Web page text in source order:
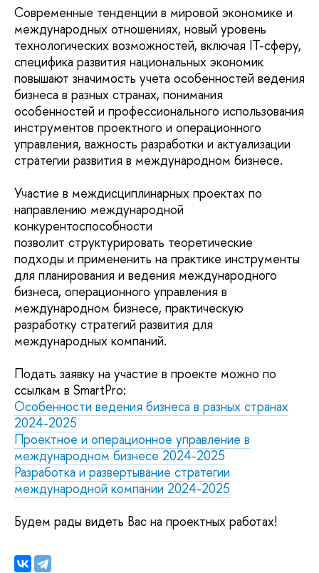
Современные тенденции в мировой экономике и
международных отношениях, новый уровень
технологических возможностей, включая IT-сферу,
специфика развития национальных экономик
повышают значимость учета особенностей ведения
бизнеса в разных странах, понимания
особенностей и профессионального использования
инструментов проектного и операционного
управления, важность разработки и актуализации
стратегии развития в международном бизнесе.
Участие в междисциплинарных проектах по
направлению международной
конкурентоспособности
позволит структурировать теоретические
подходы и примененить на практике инструменты
для планирования и ведения международного
бизнеса, операционного управления в
международном бизнесе, практическую
разработку стратегий развития для
международных компаний.
Подать заявку на участие в проекте можно по
ссылкам в SmartPro:
Особенности ведения бизнеса в разных странах
2024-2025
Проектное и операционное управление в
международном бизнесе 2024-2025
Разработка и развертывание стратегии
международной компании 2024-2025
Будем рады видеть Вас на проектных работах!